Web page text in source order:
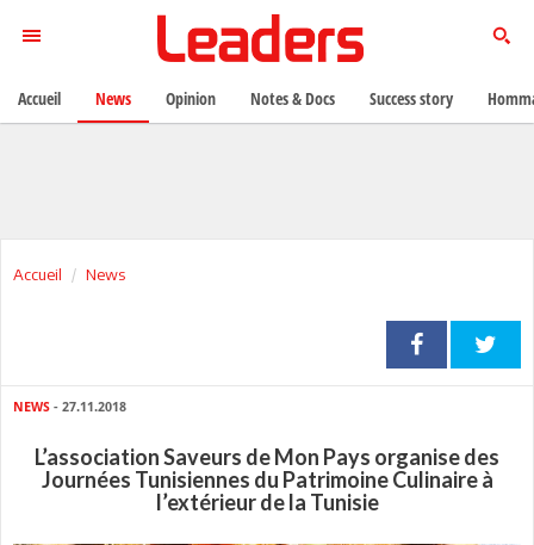
Accueil News
NEWS - 27.11.2018
L’association Saveurs de Mon Pays organise des
Journées Tunisiennes du Patrimoine Culinaire à
l’extérieur de la Tunisie
Accueil News Opinion Notes & Docs Success story